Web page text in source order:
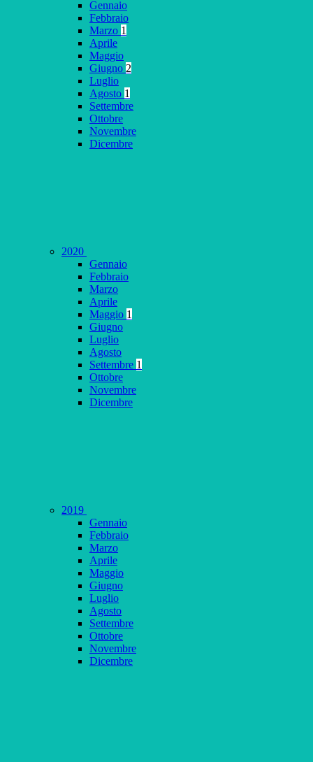
Gennaio
Febbraio
Marzo 1
Aprile
Maggio
Giugno 2
Luglio
Agosto 1
Settembre
Ottobre
Novembre
Dicembre
2020
Gennaio
Febbraio
Marzo
Aprile
Maggio 1
Giugno
Luglio
Agosto
Settembre 1
Ottobre
Novembre
Dicembre
2019
Gennaio
Febbraio
Marzo
Aprile
Maggio
Giugno
Luglio
Agosto
Settembre
Ottobre
Novembre
Dicembre